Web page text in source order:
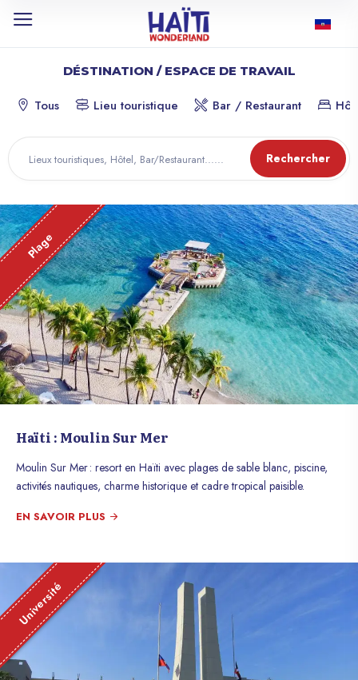
DÉSTINATION / ESPACE DE TRAVAIL
Tous Lieu touristique Bar / Restaurant
Rechercher
Plage
Haïti : Moulin Sur Mer
Moulin Sur Mer : resort en Haïti avec plages de sable blanc, piscine,
activités nautiques, charme historique et cadre tropical paisible.
EN SAVOIR PLUS
Université